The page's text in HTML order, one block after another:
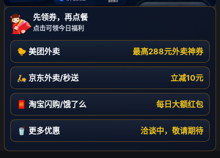
先领券，再点餐
点击可领今日福利
🐤 美团外卖 最高288元外卖神券
🛵 京东外卖/秒送 立减10元
🧧 淘宝闪购/饿了么 每日大额红包
🥤 更多优惠 洽谈中，敬请期待